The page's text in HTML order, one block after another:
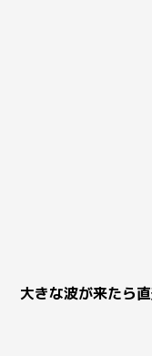
大きな波が来たら